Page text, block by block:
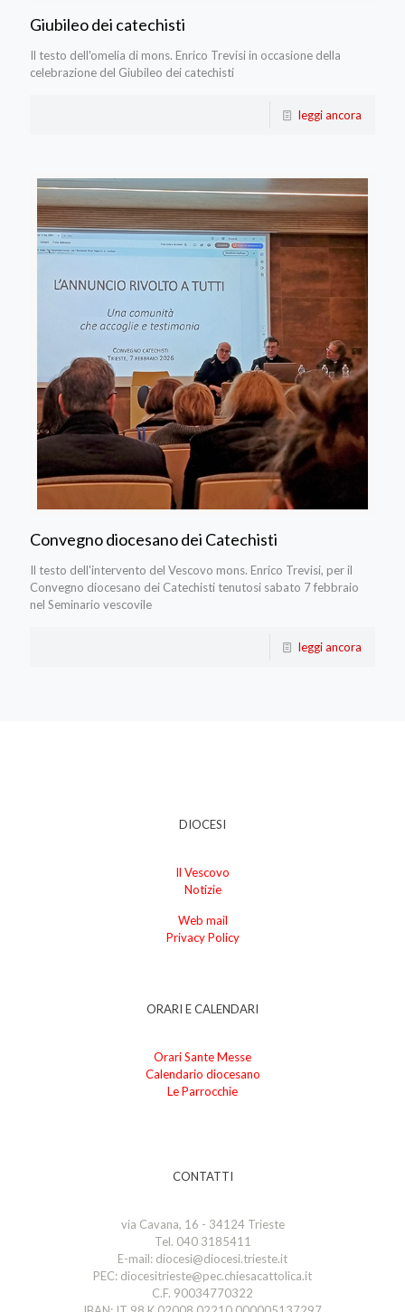
Giubileo dei catechisti
Il testo dell'omelia di mons. Enrico Trevisi in occasione della
celebrazione del Giubileo dei catechisti
leggi ancora
Convegno diocesano dei Catechisti
Il testo dell'intervento del Vescovo mons. Enrico Trevisi, per il
Convegno diocesano dei Catechisti tenutosi sabato 7 febbraio
nel Seminario vescovile
leggi ancora
DIOCESI
Il Vescovo
Notizie
Web mail
Privacy Policy
ORARI E CALENDARI
Orari Sante Messe
Calendario diocesano
Le Parrocchie
CONTATTI
via Cavana, 16 - 34124 Trieste
Tel. 040 3185411
E-mail: diocesi@diocesi.trieste.it
PEC: diocesitrieste@pec.chiesacattolica.it
C.F. 90034770322